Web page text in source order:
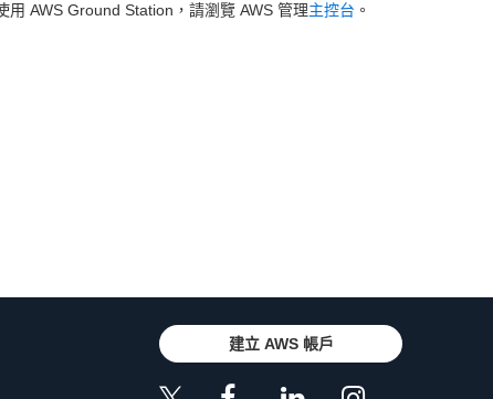
用 AWS Ground Station，請瀏覽 AWS 管理主控台 。
建立 AWS 帳戶